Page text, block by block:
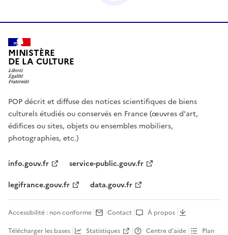
MINISTÈRE
DE LA CULTURE
POP décrit et diffuse des notices scientifiques de biens
culturels étudiés ou conservés en France (œuvres d'art,
édifices ou sites, objets ou ensembles mobiliers,
photographies, etc.)
info.gouv.fr
service-public.gouv.fr
legifrance.gouv.fr
data.gouv.fr
Accessibilité : non conforme Contact
À propos
Télécharger les bases
Statistiques Centre d’aide Plan